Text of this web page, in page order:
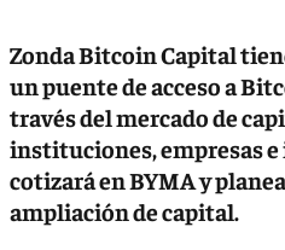
Zonda Bitcoin Capital
un puente de acceso a
través del mercado de
instituciones, empresas
cotizará en BYMA y
ampliación de capital.